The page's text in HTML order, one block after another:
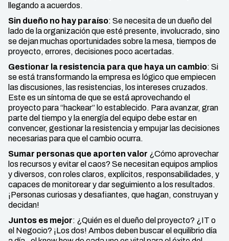
llegando a acuerdos.
Sin dueño no hay paraíso: Se necesita de un dueño del
lado de la organización que esté presente, involucrado, sino
se dejan muchas oportunidades sobre la mesa, tiempos de
proyecto, errores, decisiones poco acertadas.
Gestionar la resistencia para que haya un cambio: Si
se está transformando la empresa es lógico que empiecen
las discusiones, las resistencias, los intereses cruzados.
Este es un síntoma de que se está aprovechando el
proyecto para “hackear” lo establecido. Para avanzar, gran
parte del tiempo y la energía del equipo debe estar en
convencer, gestionar la resistencia y empujar las decisiones
necesarias para que el cambio ocurra.
Sumar personas que aporten valor ¿Cómo aprovechar
los recursos y evitar el caos? Se necesitan equipos amplios
y diversos, con roles claros, explícitos, responsabilidades, y
capaces de monitorear y dar seguimiento a los resultados.
¡Personas curiosas y desafiantes, que hagan, construyan y
decidan!
Juntos es mejor: ¿Quién es el dueño del proyecto? ¿IT o
el Negocio? ¡Los dos! Ambos deben buscar el equilibrio día